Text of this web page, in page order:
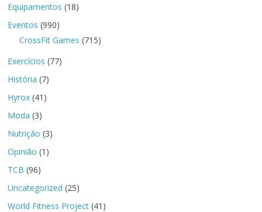
Equipamentos (18)
Eventos (990)
CrossFit Games (715)
Exercícios (77)
História (7)
Hyrox (41)
Moda (3)
Nutrição (3)
Opinião (1)
TCB (96)
Uncategorized (25)
World Fitness Project (41)